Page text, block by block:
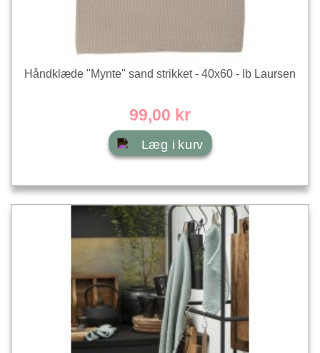
Håndklæde "Mynte" sand strikket - 40x60 - Ib Laursen
99,00 kr
Læg i kurv